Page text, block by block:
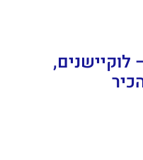
לוקיישנים,